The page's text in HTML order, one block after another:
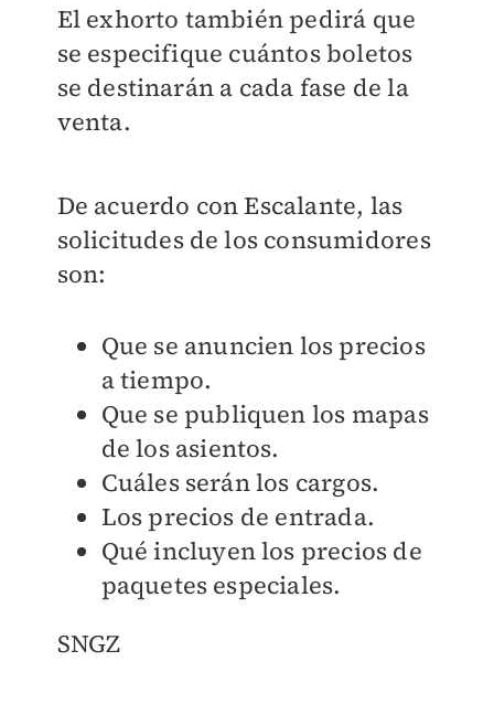
El exhorto también pedirá que
se especifique cuántos boletos
se destinarán a cada fase de la
venta.
De acuerdo con Escalante, las
solicitudes de los consumidores
son:
Que se anuncien los precios
a tiempo.
Que se publiquen los mapas
de los asientos.
Cuáles serán los cargos.
Los precios de entrada.
Qué incluyen los precios de
paquetes especiales.
SNGZ